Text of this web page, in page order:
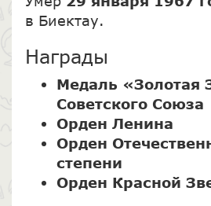
в Биектау.
Награды
Медаль «Золотая
Советского Союза
Орден Ленина
Орден
степени
Орден Красной